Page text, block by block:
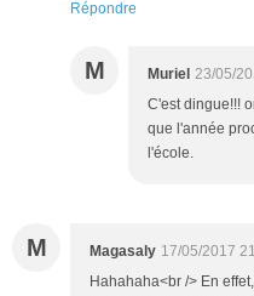
Répondre
M Muriel 23/05/
C'est dingue!!!
que l'année
l'école.
M Magasaly 17/05/2017
Hahahaha<br /> En